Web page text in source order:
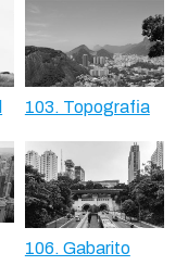
103. Topografia
106. Gabarito